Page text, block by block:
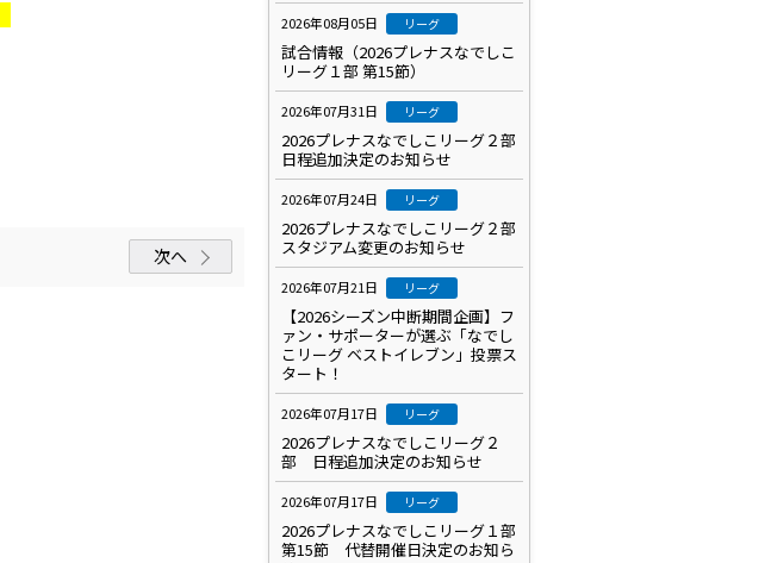
次へ
2026年08月05日 リーグ
試合情報（2026プレナスなでしこ
リーグ１部 第15節）
2026年07月31日 リーグ
2026プレナスなでしこリーグ２部
日程追加決定のお知らせ
2026年07月24日 リーグ
2026プレナスなでしこリーグ２部
スタジアム変更のお知らせ
2026年07月21日 リーグ
【2026シーズン中断期間企画】フ
ァン・サポーターが選ぶ「なでし
こリーグ ベストイレブン」投票ス
タート！
2026年07月17日 リーグ
2026プレナスなでしこリーグ２
部 日程追加決定のお知らせ
2026年07月17日 リーグ
2026プレナスなでしこリーグ１部
第15節 代替開催日決定のお知ら